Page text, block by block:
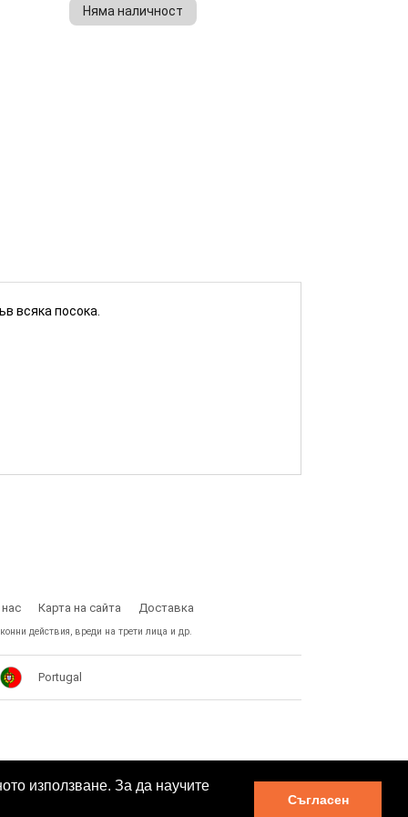
използване. За да научите
Съгласен
Няма наличност
всяка посока.
Карта на сайта Доставка
действия, вреди на трети лица и др.
Portugal